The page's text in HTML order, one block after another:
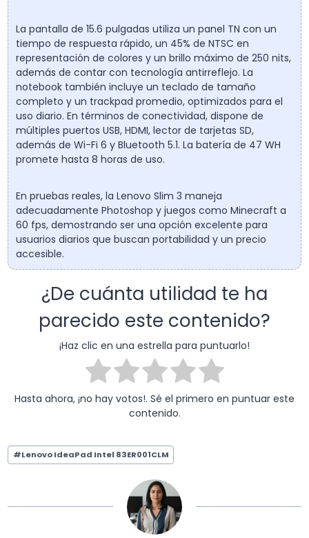
La pantalla de 15.6 pulgadas utiliza un panel TN con un
tiempo de respuesta rápido, un 45% de NTSC en
representación de colores y un brillo máximo de 250 nits,
además de contar con tecnología antirreflejo. La
notebook también incluye un teclado de tamaño
completo y un trackpad promedio, optimizados para el
uso diario. En términos de conectividad, dispone de
múltiples puertos USB, HDMI, lector de tarjetas SD,
además de Wi-Fi 6 y Bluetooth 5.1. La batería de 47 WH
promete hasta 8 horas de uso.
En pruebas reales, la Lenovo Slim 3 maneja
adecuadamente Photoshop y juegos como Minecraft a
60 fps, demostrando ser una opción excelente para
usuarios diarios que buscan portabilidad y un precio
accesible.
¿De cuánta utilidad te ha
parecido este contenido?
¡Haz clic en una estrella para puntuarlo!
Hasta ahora, ¡no hay votos!. Sé el primero en puntuar este
contenido.
Etiquetas
de
#Lenovo IdeaPad Intel 83ER001CLM